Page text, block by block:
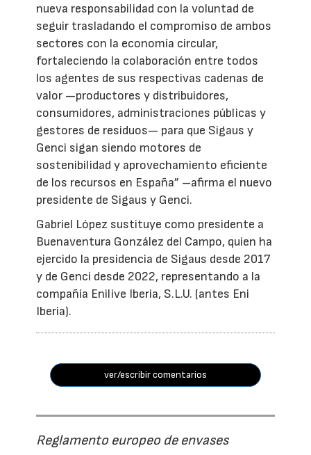
nueva responsabilidad con la voluntad de
seguir trasladando el compromiso de ambos
sectores con la economía circular,
fortaleciendo la colaboración entre todos
los agentes de sus respectivas cadenas de
valor —productores y distribuidores,
consumidores, administraciones públicas y
gestores de residuos— para que Sigaus y
Genci sigan siendo motores de
sostenibilidad y aprovechamiento eficiente
de los recursos en España” –afirma el nuevo
presidente de Sigaus y Genci.
Gabriel López sustituye como presidente a
Buenaventura González del Campo, quien ha
ejercido la presidencia de Sigaus desde 2017
y de Genci desde 2022, representando a la
compañía Enilive Iberia, S.L.U. (antes Eni
Iberia).
ver/escribir comentarios
Reglamento europeo de envases